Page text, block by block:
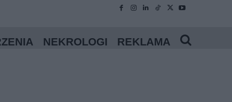
NEKROLOGI REKLAMA